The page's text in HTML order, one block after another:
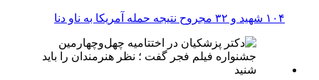
۱۰۴ شهید و ۳۲ مجروح نتیجه حمله آمریکا به ناو دنا